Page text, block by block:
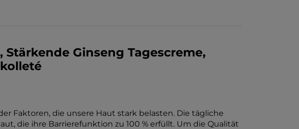
Stärkende Ginseng Tagescreme,
Faktoren, die unsere Haut stark belasten. Die tägliche
die ihre Barrierefunktion zu 100 % erfüllt. Um die Qualität